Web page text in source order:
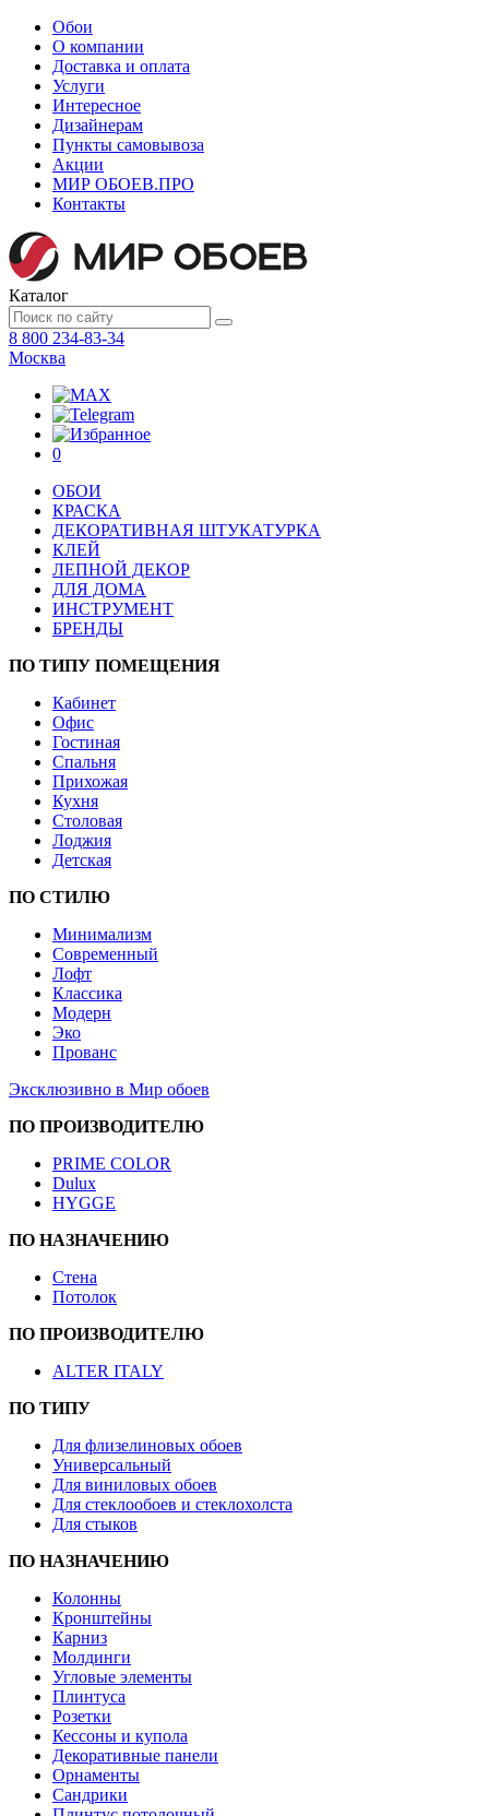
Обои
О компании
Доставка и оплата
Услуги
Интересное
Дизайнерам
Пункты самовывоза
Акции
МИР ОБОЕВ.ПРО
Контакты
Каталог
8 800 234-83-34
Москва
0
ОБОИ
КРАСКА
ДЕКОРАТИВНАЯ ШТУКАТУРКА
КЛЕЙ
ЛЕПНОЙ ДЕКОР
ДЛЯ ДОМА
ИНСТРУМЕНТ
БРЕНДЫ
ПО ТИПУ ПОМЕЩЕНИЯ
Кабинет
Офис
Гостиная
Спальня
Прихожая
Кухня
Столовая
Лоджия
Детская
ПО СТИЛЮ
Минимализм
Современный
Лофт
Классика
Модерн
Эко
Прованс
Эксклюзивно в Мир обоев
ПО ПРОИЗВОДИТЕЛЮ
PRIME COLOR
Dulux
HYGGE
ПО НАЗНАЧЕНИЮ
Стена
Потолок
ПО ПРОИЗВОДИТЕЛЮ
ALTER ITALY
ПО ТИПУ
Для флизелиновых обоев
Универсальный
Для виниловых обоев
Для стеклообоев и стеклохолста
Для стыков
ПО НАЗНАЧЕНИЮ
Колонны
Кронштейны
Карниз
Молдинги
Угловые элементы
Плинтуса
Розетки
Кессоны и купола
Декоративные панели
Орнаменты
Сандрики